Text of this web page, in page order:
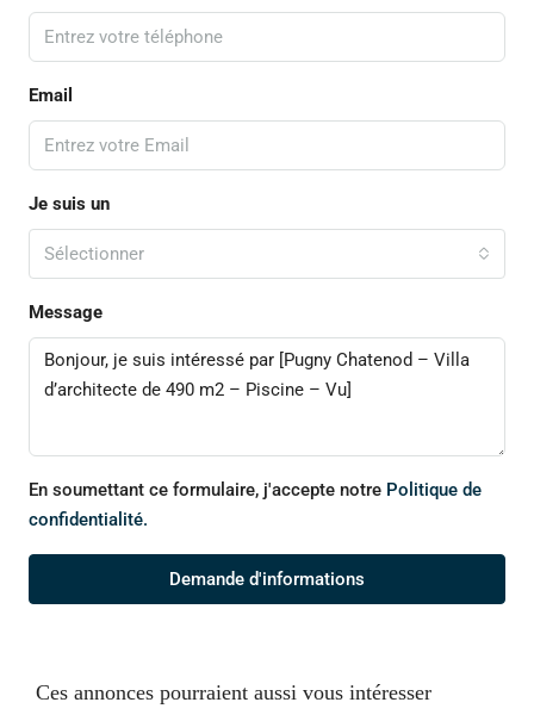
Email
Je suis un
Sélectionner
Message
En soumettant ce formulaire, j'accepte notre Politique de
confidentialité.
Demande d'informations
Ces annonces pourraient aussi vous intéresser